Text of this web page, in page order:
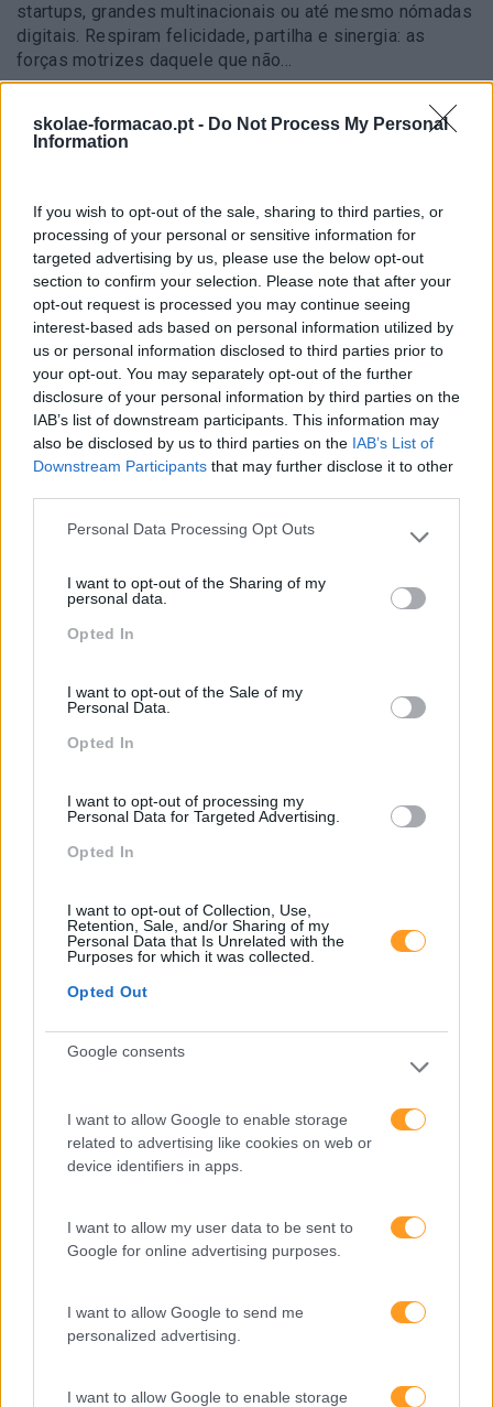
skolae-formacao.pt - Do Not Process My Personal
Information
If you wish to opt-out of the sale, sharing to third parties, or
processing of your personal or sensitive information for
targeted advertising by us, please use the below opt-out
section to confirm your selection. Please note that after your
opt-out request is processed you may continue seeing
interest-based ads based on personal information utilized by
us or personal information disclosed to third parties prior to
your opt-out. You may separately opt-out of the further
disclosure of your personal information by third parties on the
IAB’s list of downstream participants. This information may
also be disclosed by us to third parties on the IAB’s List of
Downstream Participants that may further disclose it to other
Please note that this website/app uses one or more Google
not limited to your visit or usage behaviour. You may click to
grant or deny consent to Google and its third-party tags to
use your data for below specified purposes in below Google
Personal Data Processing Opt Outs
I want to opt-out of the Sharing of my
personal data.
Opted In
I want to opt-out of the Sale of my
Personal Data.
Opted In
I want to opt-out of processing my
Personal Data for Targeted Advertising.
Opted In
I want to opt-out of Collection, Use,
Retention, Sale, and/or Sharing of my
Personal Data that Is Unrelated with the
Purposes for which it was collected.
Opted Out
Google consents
I want to allow Google to enable storage
related to advertising like cookies on web or
device identifiers in apps.
I want to allow my user data to be sent to
Google for online advertising purposes.
I want to allow Google to send me
personalized advertising.
I want to allow Google to enable storage
startups, grandes multinacionais ou até mesmo nómadas
digitais. Respiram felicidade, partilha e sinergia: as
forças motrizes daquele que não…
LEIA MAIS
SERVIÇO DE EXCELÊNCIA AO CLIENTE?
vez? A verdade é que a primeira imagem pode ser
LEIA MAIS
O LinkedIn já se sagrou a rede profissional mais valiosa
é que conseguirá tirar partido de todas as suas
potencialidades. Damos-lhe algumas dicas, numa
infografia criada…
LEIA MAIS